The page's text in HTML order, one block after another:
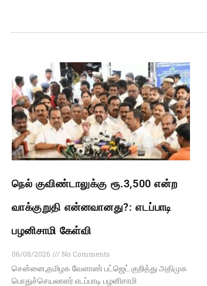
நெல் குவிண்டாலுக்கு ரூ.3,500 என்ற
வாக்குறுதி என்னவானது?: எடப்பாடி
பழனிசாமி கேள்வி
06/08/2026
No Comments
சென்னை,தமிழக வேளாண் பட்ஜெட் குறித்து அதிமுக
பொதுச்செயலாளர் எடப்பாடி பழனிசாமி